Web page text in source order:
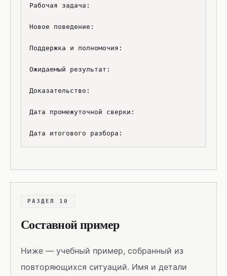
Рабочая задача:
Новое поведение:
Поддержка и полномочия:
Ожидаемый результат:
Доказательство:
Дата промежуточной сверки:
РАЗДЕЛ 10
Составной пример
Ниже — учебный пример, собранный из
повторяющихся ситуаций. Имя и детали